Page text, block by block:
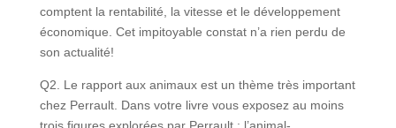
comptent la rentabilité, la vitesse et le développement
économique. Cet impitoyable constat n’a rien perdu de
son actualité!
Q2. Le rapport aux animaux est un thème très important
chez Perrault. Dans votre livre vous exposez au moins